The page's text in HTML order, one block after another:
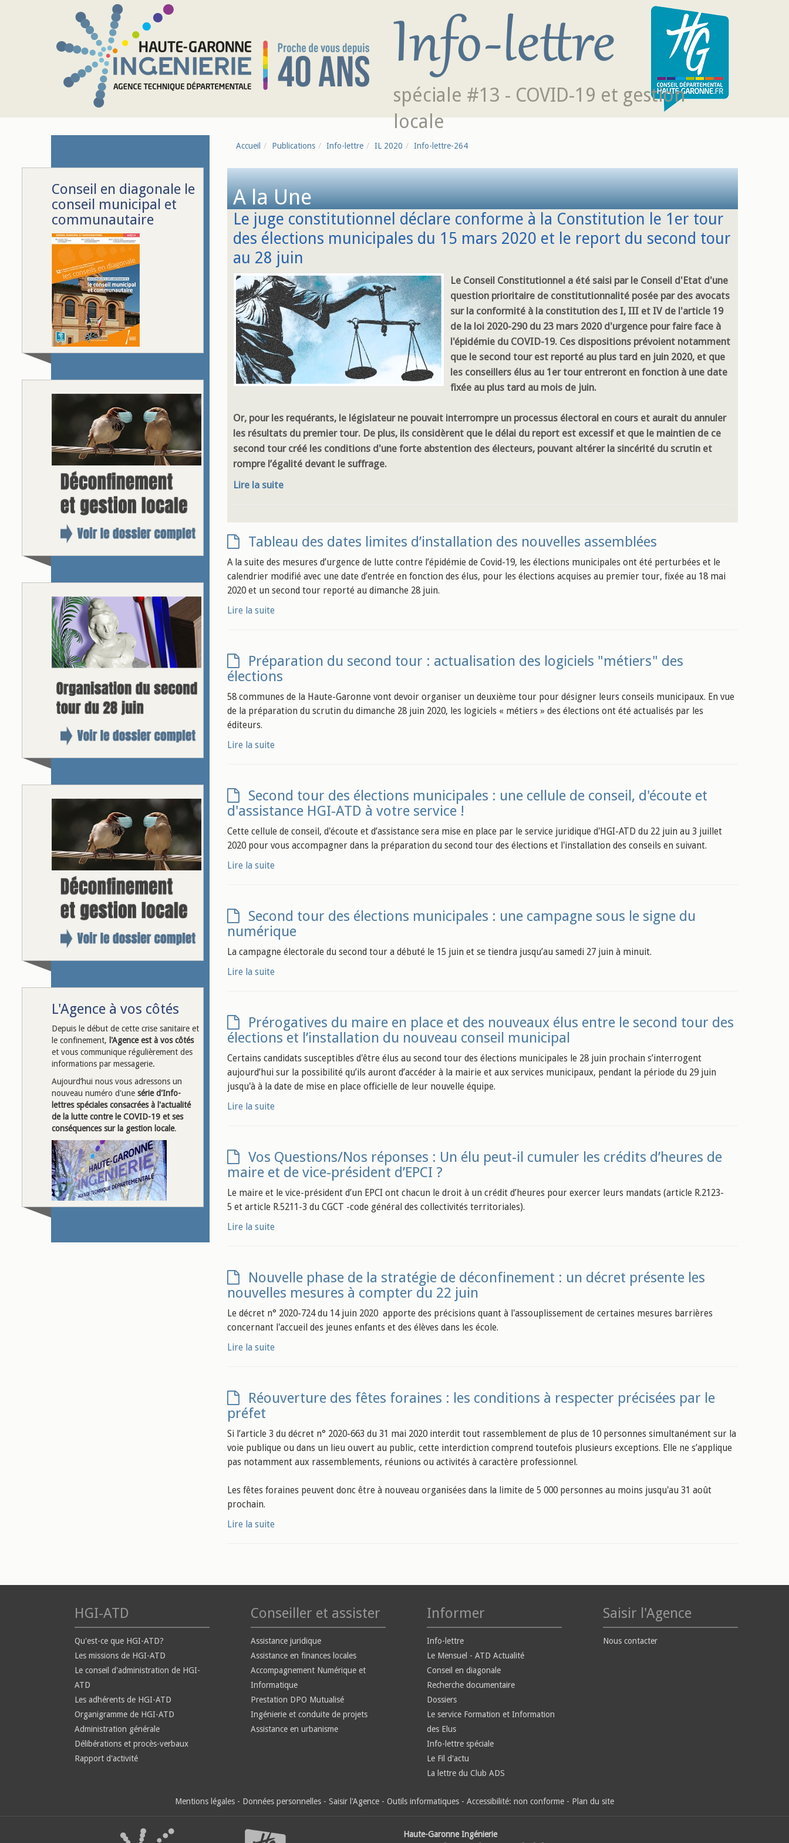
spéciale #13 - COVID-19 et gestion
locale
Conseil en diagonale le
conseil municipal et
communautaire
L'Agence à vos côtés
Depuis le début de cette crise sanitaire et
le confinement, l'Agence est à vos côtés
et vous communique régulièrement des
informations par messagerie.
Aujourd’hui nous vous adressons un
nouveau numéro d'une série d'Info-
lettres spéciales consacrées à l'actualité
de la lutte contre le COVID-19 et ses
conséquences sur la gestion locale.
Accueil Publications Info-lettre IL 2020 Info-lettre-264
A la Une
Le juge constitutionnel déclare conforme à la Constitution le 1er tour
des élections municipales du 15 mars 2020 et le report du second tour
au 28 juin
Le Conseil Constitutionnel a été saisi par le Conseil d'Etat d'une
question prioritaire de constitutionnalité posée par des avocats
sur la conformité à la constitution des I, III et IV de l'article 19
de la loi 2020-290 du 23 mars 2020 d'urgence pour faire face à
l'épidémie du COVID-19. Ces dispositions prévoient notamment
que le second tour est reporté au plus tard en juin 2020, et que
les conseillers élus au 1er tour entreront en fonction à une date
fixée au plus tard au mois de juin.
Or, pour les requérants, le législateur ne pouvait interrompre un processus électoral en cours et aurait du annuler
les résultats du premier tour. De plus, ils considèrent que le délai du report est excessif et que le maintien de ce
second tour créé les conditions d'une forte abstention des électeurs, pouvant altérer la sincérité du scrutin et
rompre l’égalité devant le suffrage.
Lire la suite
Tableau des dates limites d’installation des nouvelles assemblées
A la suite des mesures d’urgence de lutte contre l’épidémie de Covid-19, les élections municipales ont été perturbées et le
calendrier modifié avec une date d’entrée en fonction des élus, pour les élections acquises au premier tour, fixée au 18 mai
2020 et un second tour reporté au dimanche 28 juin.
Lire la suite
Préparation du second tour : actualisation des logiciels "métiers" des
élections
58 communes de la Haute-Garonne vont devoir organiser un deuxième tour pour désigner leurs conseils municipaux. En vue
de la préparation du scrutin du dimanche 28 juin 2020, les logiciels « métiers » des élections ont été actualisés par les
éditeurs.
Lire la suite
Second tour des élections municipales : une cellule de conseil, d'écoute et
d'assistance HGI-ATD à votre service !
Cette cellule de conseil, d'écoute et d’assistance sera mise en place par le service juridique d'HGI-ATD du 22 juin au 3 juillet
2020 pour vous accompagner dans la préparation du second tour des élections et l'installation des conseils en suivant.
Lire la suite
Second tour des élections municipales : une campagne sous le signe du
numérique
La campagne électorale du second tour a débuté le 15 juin et se tiendra jusqu’au samedi 27 juin à minuit.
Lire la suite
Prérogatives du maire en place et des nouveaux élus entre le second tour des
élections et l’installation du nouveau conseil municipal
Certains candidats susceptibles d'être élus au second tour des élections municipales le 28 juin prochain s’interrogent
aujourd’hui sur la possibilité qu’ils auront d’accéder à la mairie et aux services municipaux, pendant la période du 29 juin
jusqu'à à la date de mise en place officielle de leur nouvelle équipe.
Lire la suite
Vos Questions/Nos réponses : Un élu peut-il cumuler les crédits d’heures de
maire et de vice-président d’EPCI ?
Le maire et le vice-président d’un EPCI ont chacun le droit à un crédit d’heures pour exercer leurs mandats (article R.2123-
5 et article R.5211-3 du CGCT -code général des collectivités territoriales).
Lire la suite
Nouvelle phase de la stratégie de déconfinement : un décret présente les
nouvelles mesures à compter du 22 juin
Le décret n° 2020-724 du 14 juin 2020 apporte des précisions quant à l'assouplissement de certaines mesures barrières
concernant l'accueil des jeunes enfants et des élèves dans les école.
Lire la suite
Réouverture des fêtes foraines : les conditions à respecter précisées par le
préfet
Si l’article 3 du décret n° 2020-663 du 31 mai 2020 interdit tout rassemblement de plus de 10 personnes simultanément sur la
voie publique ou dans un lieu ouvert au public, cette interdiction comprend toutefois plusieurs exceptions. Elle ne s’applique
pas notamment aux rassemblements, réunions ou activités à caractère professionnel.
Les fêtes foraines peuvent donc être à nouveau organisées dans la limite de 5 000 personnes au moins jusqu'au 31 août
prochain.
Lire la suite
HGI-ATD
Qu'est-ce que HGI-ATD?
Les missions de HGI-ATD
Le conseil d'administration de HGI-
ATD
Les adhérents de HGI-ATD
Organigramme de HGI-ATD
Administration générale
Délibérations et procès-verbaux
Rapport d'activité
Conseiller et assister
Assistance juridique
Assistance en finances locales
Accompagnement Numérique et
Informatique
Prestation DPO Mutualisé
Ingénierie et conduite de projets
Assistance en urbanisme
Informer
Info-lettre
Le Mensuel - ATD Actualité
Conseil en diagonale
Recherche documentaire
Dossiers
Le service Formation et Information
des Elus
Info-lettre spéciale
Le Fil d'actu
La lettre du Club ADS
Saisir l'Agence
Nous contacter
Mentions légales - Données personnelles - Saisir l'Agence - Outils informatiques - Accessibilité: non conforme - Plan du site
Haute-Garonne Ingénierie